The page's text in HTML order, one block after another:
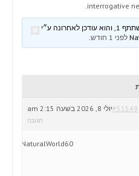
interrogative
לפני 1 חודש .
יולי 8, 2026 בשעה 2:15 am#51549
תגובה
NaturalWorld60